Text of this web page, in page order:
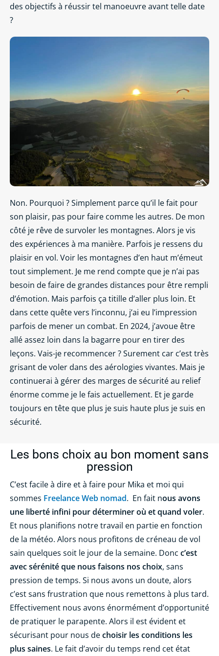
des objectifs à réussir tel manoeuvre avant telle date
?
Non. Pourquoi ? Simplement parce qu’il le fait pour
son plaisir, pas pour faire comme les autres. De mon
côté je rêve de survoler les montagnes. Alors je vis
des expériences à ma manière. Parfois je ressens du
plaisir en vol. Voir les montagnes d’en haut m’émeut
tout simplement. Je me rend compte que je n’ai pas
besoin de faire de grandes distances pour être rempli
d’émotion. Mais parfois ça titille d’aller plus loin. Et
dans cette quête vers l’inconnu, j’ai eu l’impression
parfois de mener un combat. En 2024, j’avoue être
allé assez loin dans la bagarre pour en tirer des
leçons. Vais-je recommencer ? Surement car c’est très
grisant de voler dans des aérologies vivantes. Mais je
continuerai à gérer des marges de sécurité au relief
énorme comme je le fais actuellement. Et je garde
toujours en tête que plus je suis haute plus je suis en
sécurité.
Les bons choix au bon moment sans
pression
C’est facile à dire et à faire pour Mika et moi qui
sommes Freelance Web nomad. En fait nous avons
une liberté infini pour déterminer où et quand voler.
Et nous planifions notre travail en partie en fonction
de la météo. Alors nous profitons de créneau de vol
sain quelques soit le jour de la semaine. Donc c’est
avec sérénité que nous faisons nos choix, sans
pression de temps. Si nous avons un doute, alors
c’est sans frustration que nous remettons à plus tard.
Effectivement nous avons énormément d’opportunité
de pratiquer le parapente. Alors il est évident et
sécurisant pour nous dechoisir les conditions les
plus saines. Le fait d’avoir du temps rend cet état